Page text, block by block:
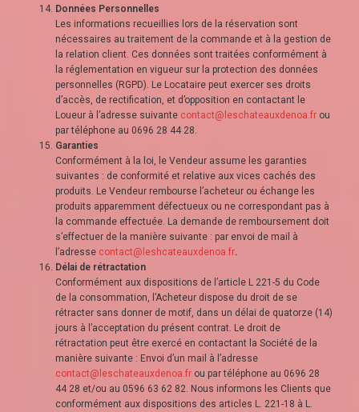
Données Personnelles
Les informations recueillies lors de la réservation sont
nécessaires au traitement de la commande et à la gestion de
la relation client. Ces données sont traitées conformément à
la réglementation en vigueur sur la protection des données
personnelles (RGPD). Le Locataire peut exercer ses droits
d’accès, de rectification, et d’opposition en contactant le
Loueur à l’adresse suivante contact@leschateauxdenoa.frou
par téléphone au 0696 28 44 28.
Garanties
Conformément à la loi, le Vendeur assume les garanties
suivantes : de conformité et relative aux vices cachés des
produits. Le Vendeur rembourse l’acheteur ou échange les
produits apparemment défectueux ou ne correspondant pas à
la commande effectuée. La demande de remboursement doit
s’effectuer de la manière suivante : par envoi de mail à
l’adresse contact@leshcateauxdenoa.fr.
Délai de rétractation
Conformément aux dispositions de l’article L 221-5 du Code
de la consommation, l’Acheteur dispose du droit de se
rétracter sans donner de motif, dans un délai de quatorze (14)
jours à l’acceptation du présent contrat. Le droit de
rétractation peut être exercé en contactant la Société de la
manière suivante : Envoi d’un mail à l’adresse
contact@leschateauxdenoa.frou par téléphone au 0696 28
44 28 et/ou au 0596 63 62 82. Nous informons les Clients que
conformément aux dispositions des articles L. 221-18 à L.